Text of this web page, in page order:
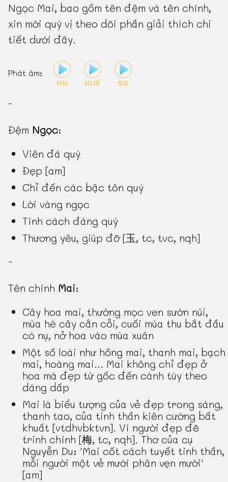
Ngọc Mai, bao gồm tên đệm và tên chính,
xin mời quý vị theo dõi phần giải thích chi
tiết dưới đây.
Phát âm:
-
Đệm Ngọc:
Viên đá quý
Đẹp [am]
Chỉ đến các bậc tôn quý
Lời vàng ngọc
Tính cách đáng quý
Thương yêu, giúp đỡ [玉, tc, tvc, nqh]
-
Tên chính Mai:
Cây hoa mai, thường mọc ven sườn núi,
mùa hè cây cằn cỗi, cuối mùa thu bắt đầu
có nụ, nở hoa vào mùa xuân
Một số loài như hồng mai, thanh mai, bạch
mai, hoàng mai... Mai không chỉ đẹp ở
hoa mà đẹp từ gốc đến cành tùy theo
dáng dấp
Mai là biểu tượng của vẻ đẹp trong sáng,
thanh tao, của tinh thần kiên cường bất
khuất [vtdhvbktvn]. Ví người đẹp đẽ
trinh chính [梅, tc, nqh]. Thơ của cụ
Nguyễn Du: 'Mai cốt cách tuyết tinh thần,
mỗi người một vẻ mười phân vẹn mười'
[am]